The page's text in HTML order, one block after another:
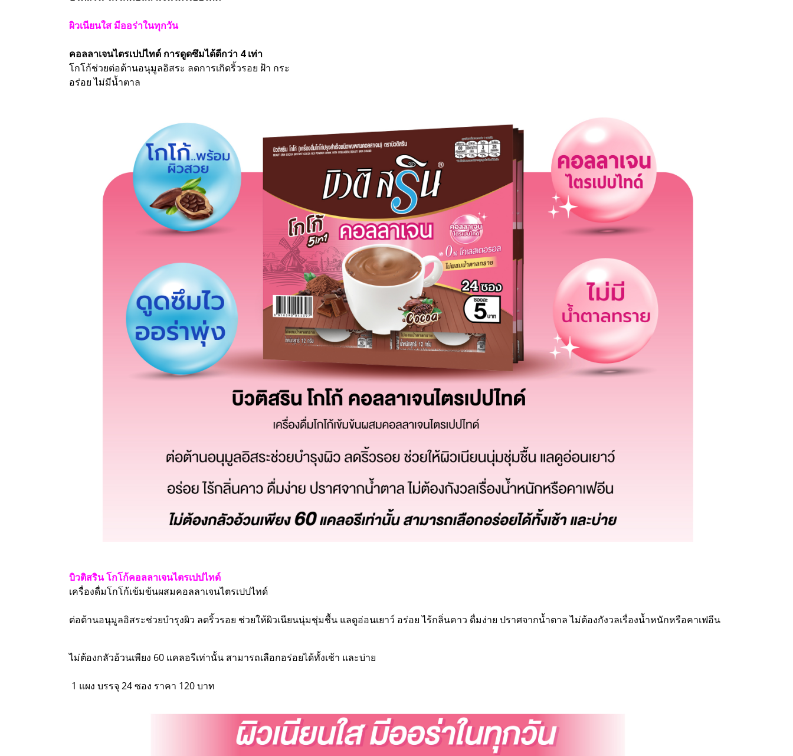
ผิวเนียนใส มีออร่าในทุกวัน
คอลลาเจนไตรเปปไทด์ การดูดซึมได้ดีกว่า 4 เท่า
โกโก้ช่วยต่อต้านอนุมูลอิสระ ลดการเกิดริ้วรอย ฝ้า กระ
อร่อย ไม่มีน้ำตาล
บิวติสริน โกโก้คอลลาเจนไตรเปปไทด์
เครื่องดื่มโกโก้เข้มข้นผสมคอลลาเจนไตรเปปไทด์
ต่อต้านอนุมูลอิสระช่วยบำรุงผิว ลดริ้วรอย ช่วยให้ผิวเนียนนุ่มชุ่มชื้น แลดูอ่อนเยาว์ อร่อย ไร้กลิ่นคาว ดื่มง่าย ปราศจากน้ำตาล ไม่ต้องกังวลเรื่องน้ำหนักหรือคาเฟอีน
ไม่ต้องกลัวอ้วนเพียง 60 แคลอรีเท่านั้น สามารถเลือกอร่อยได้ทั้งเช้า และบ่าย
1 แผง บรรจุ 24 ซอง ราคา 120 บาท